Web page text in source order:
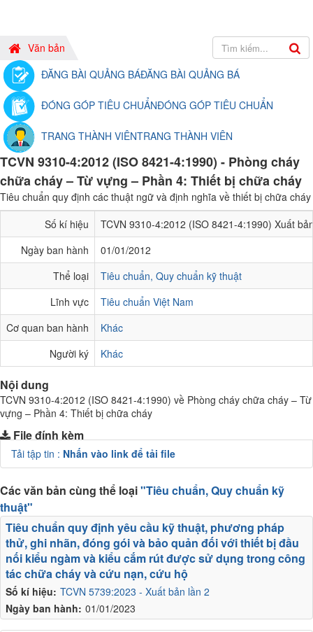
Văn bản
ĐĂNG BÀI QUẢNG BÁĐĂNG BÀI QUẢNG BÁ
ĐÓNG GÓP TIÊU CHUẨNĐÓNG GÓP TIÊU CHUẨN
TRANG THÀNH VIÊNTRANG THÀNH VIÊN
TCVN 9310-4:2012 (ISO 8421-4:1990) - Phòng cháy
chữa cháy – Từ vựng – Phần 4: Thiết bị chữa cháy
Tiêu chuẩn quy định các thuật ngữ và định nghĩa về thiết bị chữa cháy
Số kí hiệu
TCVN 9310-4:2012 (ISO 8421-4:1990) Xuất
Ngày ban hành
01/01/2012
Thể loại
Tiêu chuẩn, Quy chuẩn kỹ thuật
Lĩnh vực
Tiêu chuẩn Việt Nam
Cơ quan ban hành
Khác
Người ký
Khác
Nội dung
TCVN 9310-4:2012 (ISO 8421-4:1990) về Phòng cháy chữa cháy – Từ
vựng – Phần 4: Thiết bị chữa cháy
File đính kèm
Tải tập tin : Nhấn vào link để tải file
Các văn bản cùng thể loại"Tiêu chuẩn, Quy chuẩn kỹ
thuật"
Số kí hiệu: TCVN 5739:2023 - Xuất bản lần 2
Ngày ban hành: 01/01/2023
Tiêu chuẩn quy định yêu cầu kỹ thuật, phương pháp
thử, ghi nhãn, đóng gói và bảo quản đối với thiết bị đầu
nối kiểu ngàm và kiểu cắm rút được sử dụng trong công
tác chữa cháy và cứu nạn, cứu hộ